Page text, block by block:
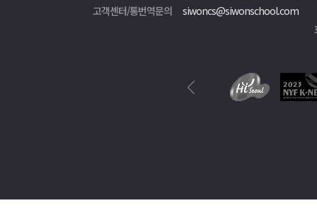
고객센터/통번역문의
siwoncs@siwonschool.com